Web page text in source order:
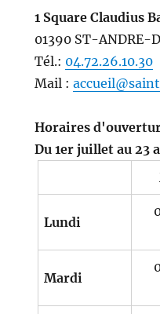
1 Square Claudius
01390 ST-ANDRE-
Tél.: 04.72.26.10.30
Mail :
Horaires
Du 1er juillet au 23
Lundi
Mardi